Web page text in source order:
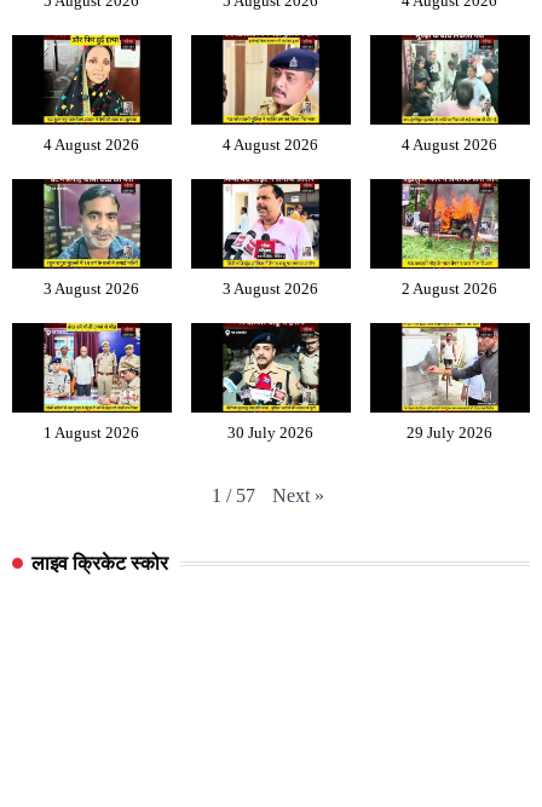
4 August 2026 4 August 2026 4 August 2026
3 August 2026 3 August 2026 2 August 2026
1 August 2026 30 July 2026 29 July 2026
1 / 57 Next »
लाइव क्रिकेट स्कोर